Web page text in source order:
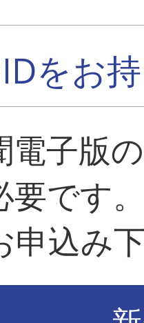
をお
電子版
要です
申込み